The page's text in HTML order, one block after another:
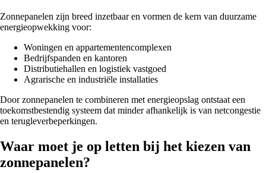
Zonnepanelen zijn breed inzetbaar en vormen de kern van duurzame
energieopwekking voor:
Woningen en appartementencomplexen
Bedrijfspanden en kantoren
Distributiehallen en logistiek vastgoed
Agrarische en industriële installaties
Door zonnepanelen te combineren met energieopslag ontstaat een
toekomstbestendig systeem dat minder afhankelijk is van netcongestie
en terugleverbeperkingen.
Waar moet je op letten bij het kiezen van
zonnepanelen?